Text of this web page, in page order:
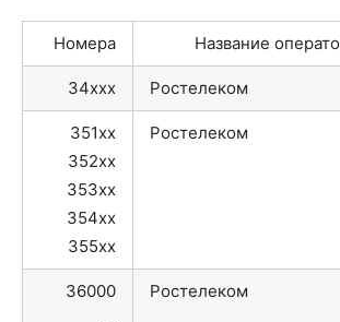
Номера Название
34xxx Ростелеком
351xx
352xx
353xx
354xx
355xx
Ростелеком
36000
Ростелеком